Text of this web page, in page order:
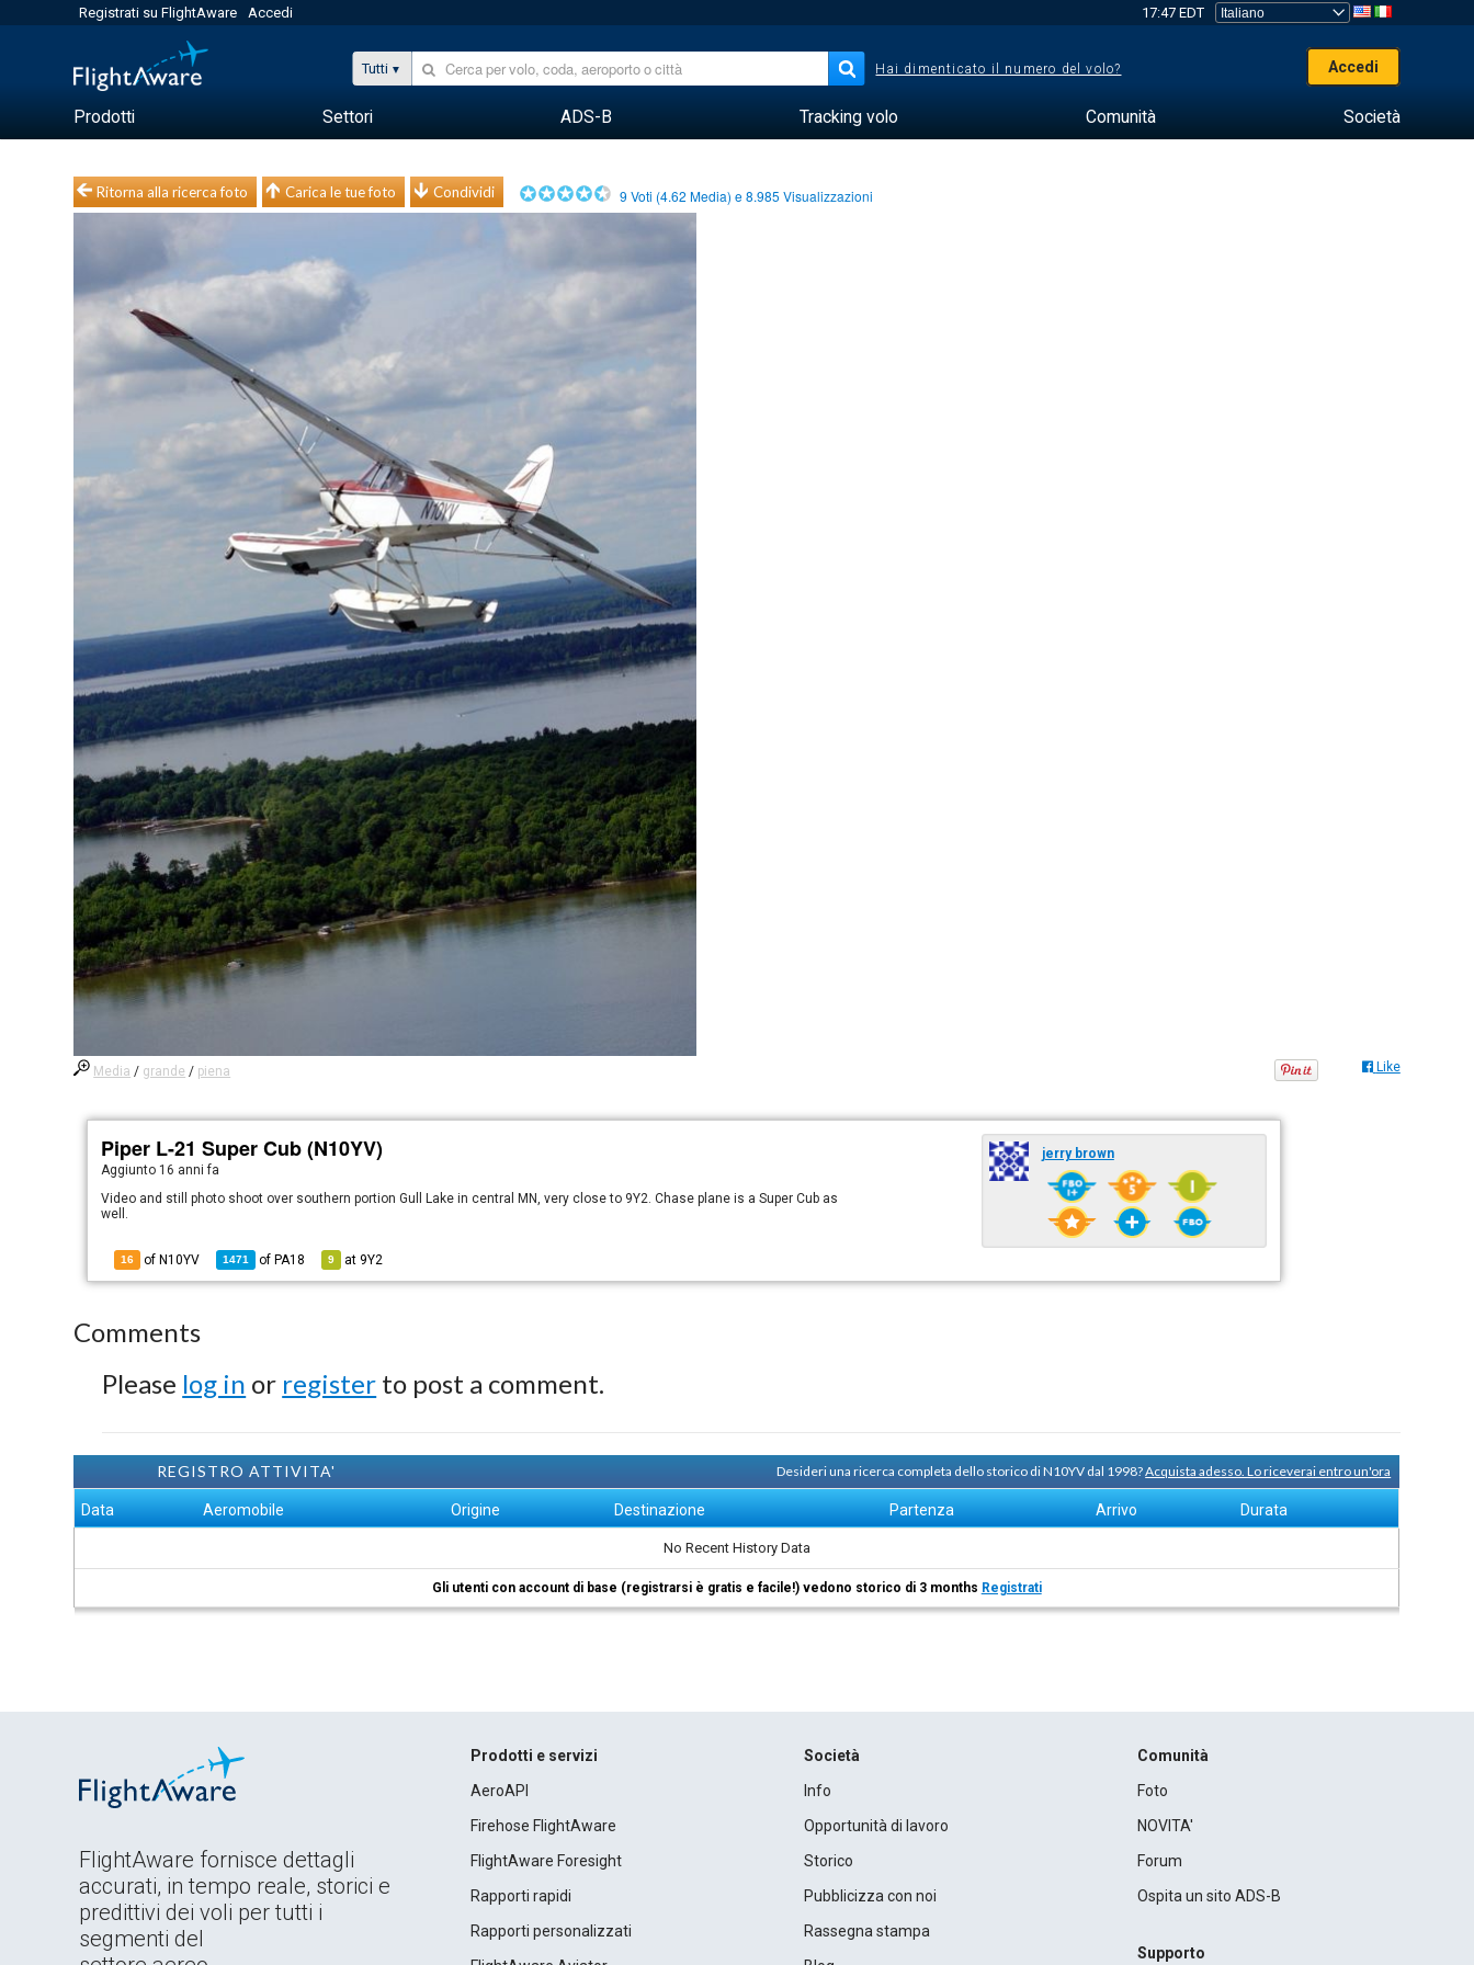
Registrati su FlightAware Accedi 17:47 EDT
Tutti Hai dimenticato il numero del volo? Accedi
Prodotti Settori ADS-B Tracking volo Comunità Società
Ritorna alla ricerca foto Carica le tue foto Condividi 9 Voti (4.62 Media) e8.985 Visualizzazioni
Media / grande / piena Like
Piper L-21 Super Cub (N10YV)
Aggiunto 16 anni fa
Video and still photo shoot over southern portion Gull Lake in central MN, very close to 9Y2. Chase plane is a Super Cub as
well.
16 of N10YV 1471 of PA18 9 at 9Y2
jerry brown
Comments
Please log in or register to post a comment.
REGISTRO ATTIVITA' Desideri una ricerca completa dello storico di N10YV dal 1998?Acquista adesso. Lo riceverai entro un'ora
Data Aeromobile Origine Destinazione Partenza Arrivo Durata
No Recent History Data
Gli utenti con account di base (registrarsi è gratis e facile!) vedono storico di 3 months Registrati
FlightAware fornisce dettagli
accurati, in tempo reale, storici e
predittivi dei voli per tutti i
segmenti del
Prodotti e servizi
AeroAPI
Firehose FlightAware
FlightAware Foresight
Rapporti rapidi
Rapporti personalizzati
Società
Info
Opportunità di lavoro
Storico
Pubblicizza con noi
Rassegna stampa
Comunità
Foto
NOVITA'
Forum
Ospita un sito ADS-B
Supporto